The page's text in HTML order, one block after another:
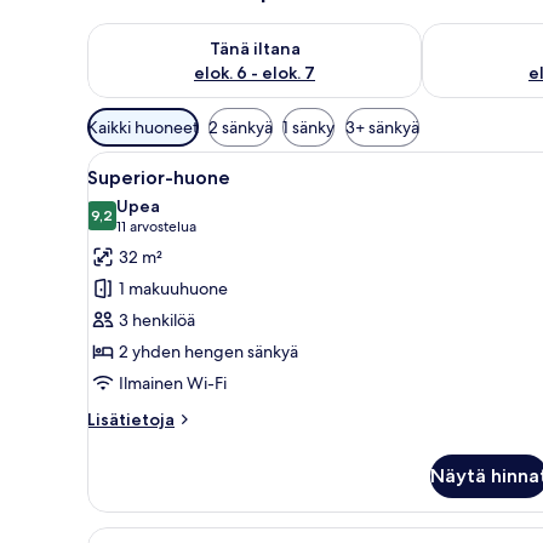
Tänä iltana
elok. 6 - elok. 7
Tarkista tämän illan saatavuus elok. 6 - elok. 7
Tarkista
Huoneille
saatavilla
olevia
suodattimia
Kaikki huoneet 2 sänkyä 1 sänky 3+ sänkyä
Avaa
kaikki
huonetyypin
Superior-
huone
kuvat
Hotellihuone, jossa on suuri
6
Superior-huone
9,29,2 kautta 10
Upea
11 arvostelua
(11
arvostelua)
32 m²
1 makuuhuone
3 henkilöä
2 yhden hengen sänkyä
Ilmainen Wi-Fi
Lisätietoja
Lisätietoja
Näytä
Hotellihuone, jossa on kaksi